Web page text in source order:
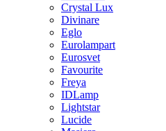
Crystal Lux
Divinare
Eglo
Eurolampart
Eurosvet
Favourite
Freya
IDLamp
Lightstar
Lucide